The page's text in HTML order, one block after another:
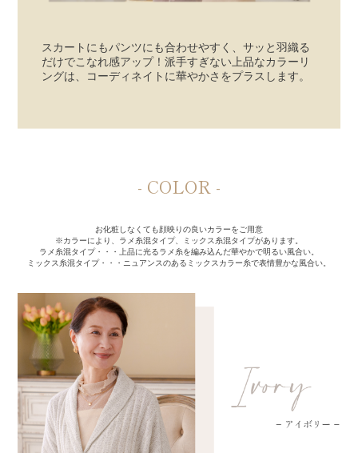
スカートにもパンツにも合わせやすく、サッと羽織る
だけでこなれ感アップ！派手すぎない上品なカラーリ
ングは、コーディネイトに華やかさをプラスします。
- COLOR -
お化粧しなくても顔映りの良いカラーをご用意
※カラーにより、ラメ糸混タイプ、ミックス糸混タイプがあります。
ラメ糸混タイプ・・・上品に光るラメ糸を編み込んだ華やかで明るい風合い。
ミックス糸混タイプ・・・ニュアンスのあるミックスカラー糸で表情豊かな風合い。